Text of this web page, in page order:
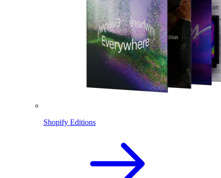
Shopify Editions